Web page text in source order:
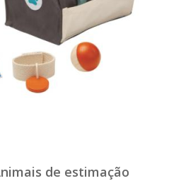
de estimação